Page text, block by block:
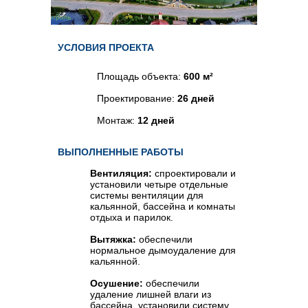
постоянный приток свежего воздуха извне,
вирусов, а также регулирует уровень влажности
и температуры в помещении, что крайне важно
для поддержания здоровья и работоспособности
человека.
Приточная система вентиляции обеспечивает
постоянный приток свежего воздуха извне,
очищает его от пыли, загрязнений и возможных
вирусов, а также регулирует уровень влажности
для поддержания здоровья и работоспособности
человека.
от 25 дней
Длительность
разработки проекта:
Вентиляция: спроектировали и
установили четыре отдельные
системы вентиляции для
кальянной, бассейна и комнаты
отдыха и парилок.
Вытяжка: обеспечили
нормальное дымоудаление для
кальянной.
Осушение: обеспечили
удаление лишней влаги из
бассейна, установили систему
ВЫПОЛНЕННЫЕ РАБОТЫ
Площадь объекта: 600 м²
Проектирование: 26 дней
Монтаж: 12 дней
УСЛОВИЯ ПРОЕКТА